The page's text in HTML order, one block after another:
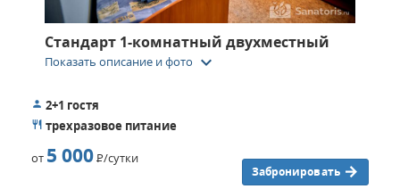
Стандарт 1-комнатный двухместный
Показать описание и фото keyboard_arrow_down
2+1 гостя
трехразовое питание
от 5 000Р/сутки
Забронировать